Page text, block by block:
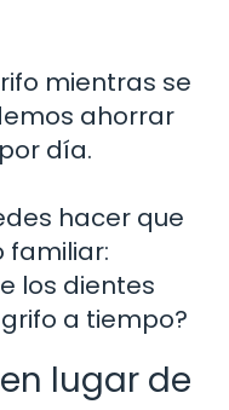
mientras se
ahorrar
día.
hacer que
familiar:
los dientes
a tiempo?
lugar de